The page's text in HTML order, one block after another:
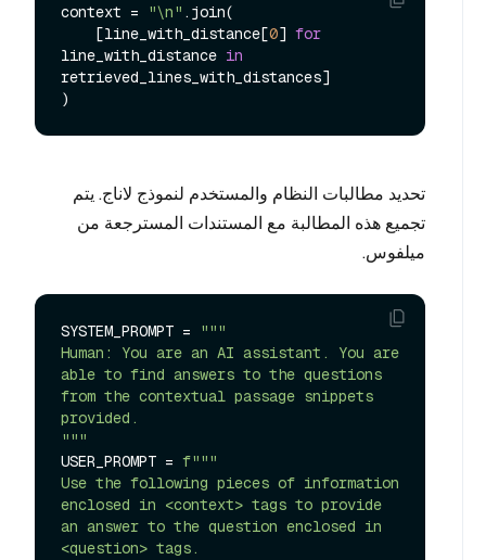
context = "\n" .join(
    [line_with_distance[
0] for
line_with_distance in
retrieved_lines_with_distances]
تحديد مطالبات النظام والمستخدم لنموذج لاناج. يتم
تجميع هذه المطالبة مع المستندات المسترجعة من
ميلفوس.
SYSTEM_PROMPT =
"""
Human: You are an AI assistant. You are
able to find answers to the questions
from the contextual passage snippets
provided.
"""
USER_PROMPT = f"""
Use the following pieces of information
enclosed in <context> tags to provide
an answer to the question enclosed in
<question> tags.